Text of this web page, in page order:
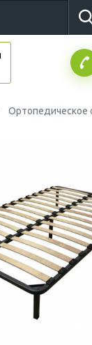
Ортопедическое